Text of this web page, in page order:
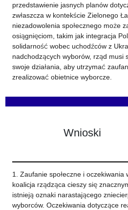
przedstawienie jasnych planów
zwłaszcza w kontekście Zielonego
niezadowolenia społecznego może
osiągnięciom, takim jak integracja
solidarność wobec uchodźców z
nadchodzących wyborów, rząd musi
swoje działania, aby utrzymać
zrealizować obietnice wyborcze.
Wnioski
1. Zaufanie społeczne i
koalicja rządząca cieszy się
istnieją oznaki narastającego
wyborców. Oczekiwania dotyczące